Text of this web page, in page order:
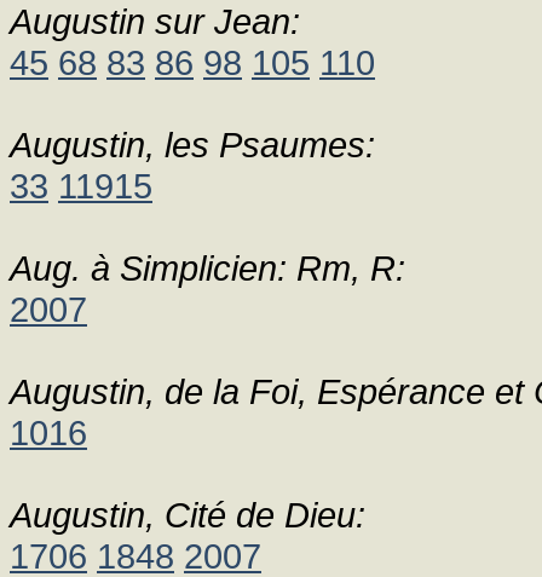
Augustin sur Jean:
45 68 83 86 98 105 110
Augustin, les Psaumes:
33 11915
Aug. à Simplicien: Rm, R:
2007
Augustin, de la Foi, Espérance et
1016
Augustin, Cité de Dieu:
1706 1848 2007